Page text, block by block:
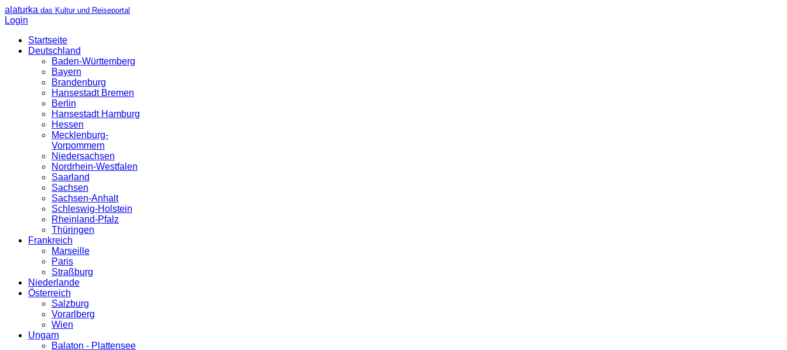
alaturka das Kultur und Reiseportal
Login
Startseite
Deutschland
Baden-Württemberg
Bayern
Brandenburg
Hansestadt Bremen
Berlin
Hansestadt Hamburg
Hessen
Mecklenburg-
Vorpommern
Niedersachsen
Nordrhein-Westfalen
Saarland
Sachsen
Sachsen-Anhalt
Schleswig-Holstein
Rheinland-Pfalz
Thüringen
Frankreich
Marseille
Paris
Straßburg
Niederlande
Österreich
Salzburg
Vorarlberg
Wien
Ungarn
Balaton - Plattensee